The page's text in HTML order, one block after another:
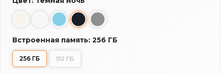
Встроенная память: 256 ГБ
256 ГБ 512 ГБ